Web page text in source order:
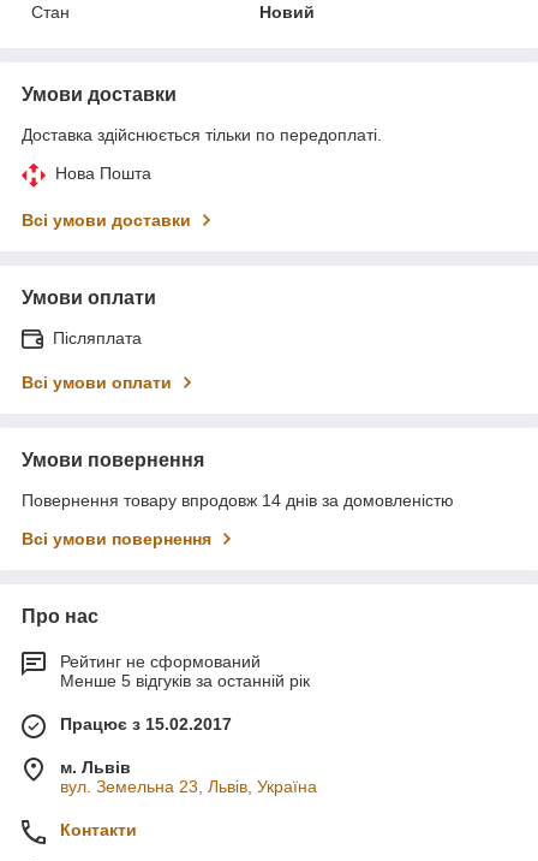
Стан
Новий
Умови доставки
Доставка здійснюється тільки по передоплаті.
Нова Пошта
Всі умови доставки
Умови оплати
Післяплата
Всі умови оплати
Умови повернення
Повернення товару впродовж 14 днів за домовленістю
Всі умови повернення
Про нас
Рейтинг не сформований
Менше 5 відгуків за останній рік
Працює з 15.02.2017
м. Львів
вул. Земельна 23, Львів, Україна
Контакти